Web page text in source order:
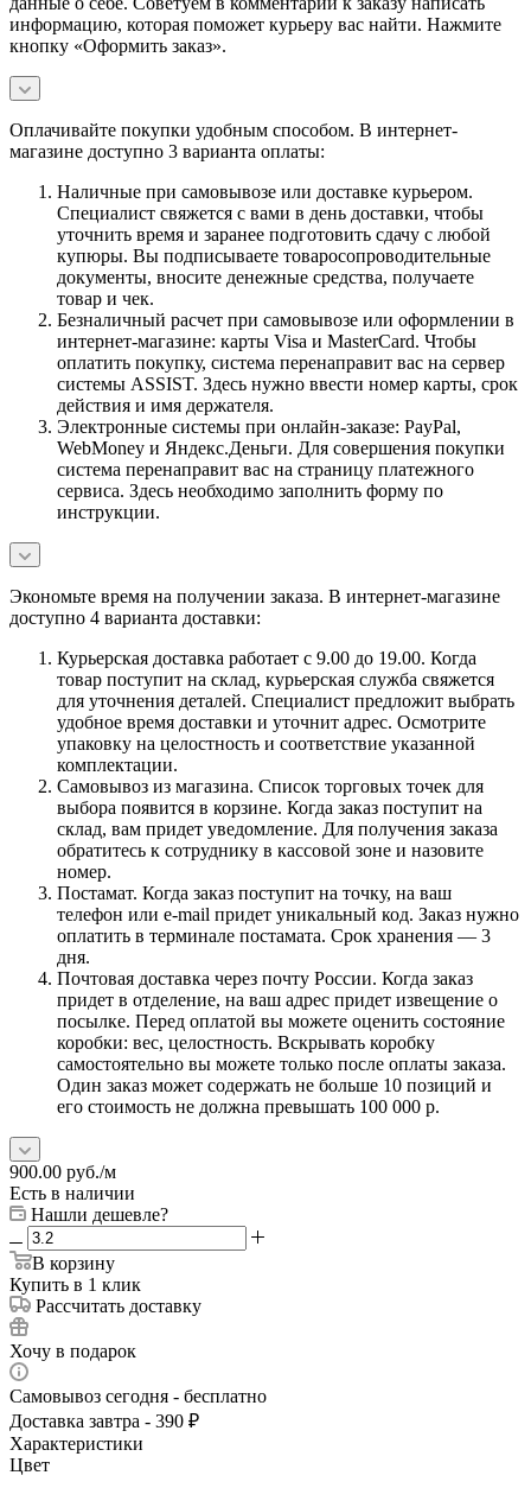
информацию, которая поможет курьеру вас найти. Нажмите
кнопку «Оформить заказ».
Оплачивайте покупки удобным способом. В интернет-
магазине доступно 3 варианта оплаты:
Наличные при самовывозе или доставке курьером.
Специалист свяжется с вами в день доставки, чтобы
уточнить время и заранее подготовить сдачу с любой
купюры. Вы подписываете товаросопроводительные
документы, вносите денежные средства, получаете
товар и чек.
Безналичный расчет при самовывозе или оформлении в
интернет-магазине: карты Visa и MasterCard. Чтобы
оплатить покупку, система перенаправит вас на сервер
системы ASSIST. Здесь нужно ввести номер карты, срок
действия и имя держателя.
Электронные системы при онлайн-заказе: PayPal,
WebMoney и Яндекс.Деньги. Для совершения покупки
система перенаправит вас на страницу платежного
сервиса. Здесь необходимо заполнить форму по
инструкции.
Экономьте время на получении заказа. В интернет-магазине
доступно 4 варианта доставки:
Курьерская доставка работает с 9.00 до 19.00. Когда
товар поступит на склад, курьерская служба свяжется
для уточнения деталей. Специалист предложит выбрать
удобное время доставки и уточнит адрес. Осмотрите
упаковку на целостность и соответствие указанной
комплектации.
Самовывоз из магазина. Список торговых точек для
выбора появится в корзине. Когда заказ поступит на
склад, вам придет уведомление. Для получения заказа
обратитесь к сотруднику в кассовой зоне и назовите
номер.
Постамат. Когда заказ поступит на точку, на ваш
телефон или e-mail придет уникальный код. Заказ нужно
оплатить в терминале постамата. Срок хранения — 3
дня.
Почтовая доставка через почту России. Когда заказ
придет в отделение, на ваш адрес придет извещение о
посылке. Перед оплатой вы можете оценить состояние
коробки: вес, целостность. Вскрывать коробку
самостоятельно вы можете только после оплаты заказа.
Один заказ может содержать не больше 10 позиций и
его стоимость не должна превышать 100 000 р.
900.00 руб./м
Есть в наличии
Нашли дешевле?
В корзину
Купить в 1 клик
Рассчитать доставку
Хочу в подарок
Самовывоз сегодня - бесплатно
Доставка завтра - 390 ₽
Характеристики
Цвет